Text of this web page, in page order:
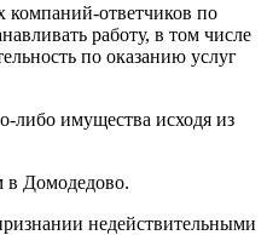
компаний-ответчиков по
работу, в том числе
по оказанию услуг
либо имущества исходя из
в Домодедово.
недействительными